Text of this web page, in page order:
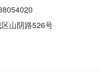
山阴路526号